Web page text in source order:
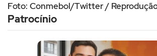
Foto: Conmebol/Twitter /
Patrocínio